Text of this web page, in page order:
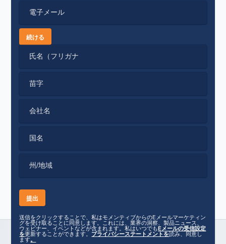
電子メール
続ける
氏名（フリガナ
苗字
会社名
国名
州/地域
送信をクリックすることで、私はモメンティブからのEメールマーケティン
グを受け取ることに同意します。これには、業界の洞察、製品ニュース、
ウェビナー、イベントなどが含まれます。私はいつでもEメールの受信設定
を更新することができます。 プライバシーステートメントを読み、同意し
ます。